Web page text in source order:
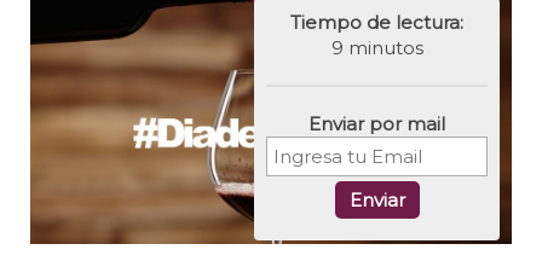
Tiempo de lectura:
9 minutos
Enviar por mail
Enviar